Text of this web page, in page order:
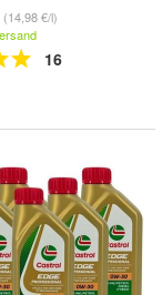
(14,98 €/l)
16